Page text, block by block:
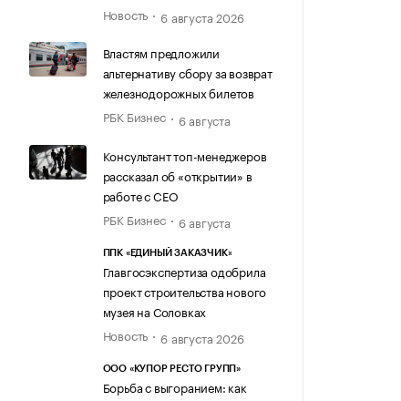
Новость
6 августа 2026
Властям предложили
альтернативу сбору за возврат
железнодорожных билетов
РБК Бизнес
6 августа
Консультант топ-менеджеров
рассказал об «открытии» в
работе с CEO
РБК Бизнес
6 августа
ППК «ЕДИНЫЙ ЗАКАЗЧИК»
Главгосэкспертиза одобрила
проект строительства нового
музея на Соловках
Новость
6 августа 2026
ООО «КУПОР РЕСТО ГРУПП»
Борьба с выгоранием: как